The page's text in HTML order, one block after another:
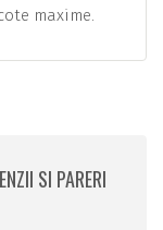
maxime.
SI PARERI